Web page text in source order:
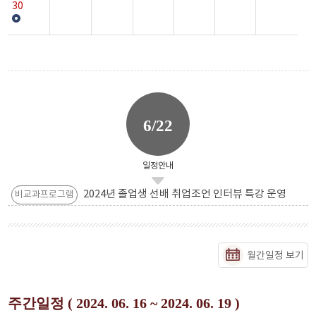
30
6/22
일정안내
비교과프로그램 2024년 졸업생 선배 취업조언 인터뷰 특강 운영
월간일정 보기
주간일정 ( 2024. 06. 16 ~ 2024. 06. 19 )